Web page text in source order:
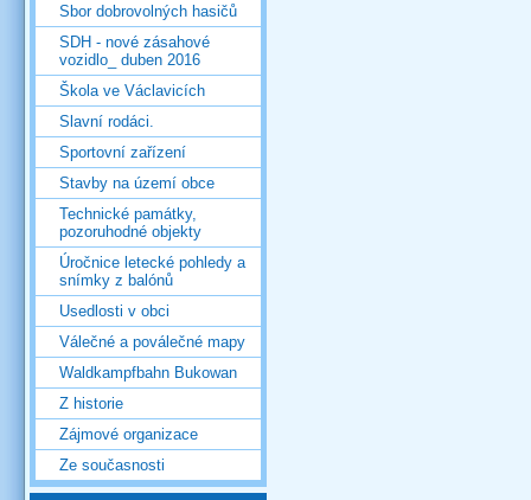
Sbor dobrovolných hasičů
SDH - nové zásahové
vozidlo_ duben 2016
Škola ve Václavicích
Slavní rodáci.
Sportovní zařízení
Stavby na území obce
Technické památky,
pozoruhodné objekty
Úročnice letecké pohledy a
snímky z balónů
Usedlosti v obci
Válečné a poválečné mapy
Waldkampfbahn Bukowan
Z historie
Zájmové organizace
Ze současnosti